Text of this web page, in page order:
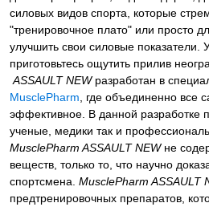
силовых видов спорта, которые
"тренировочное плато" или просто
улучшить свои силовые показатели.
приготовьтесь ощутить прилив
ASSAULT NEWразработан в
MusclePharm , где объединенно все
эффективное. В данной разработке
ученые, медики так и
MusclePharm ASSAULT NEWне
веществ, только то, что научно
спортсмена. MusclePharm ASSAULT
предтренировочных препаратов,